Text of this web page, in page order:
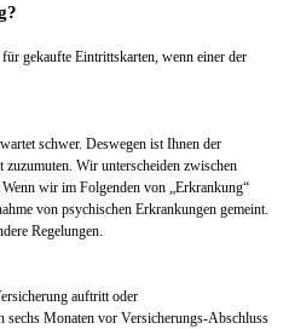
gekaufte Eintrittskarten, wenn einer der
schwer. Deswegen ist Ihnen der
zuzumuten. Wir unterscheiden zwischen
wir im Folgenden von „Erkrankung“
von psychischen Erkrankungen gemeint.
Regelungen.
auftritt oder
sechs Monaten vor Versicherungs-Abschluss